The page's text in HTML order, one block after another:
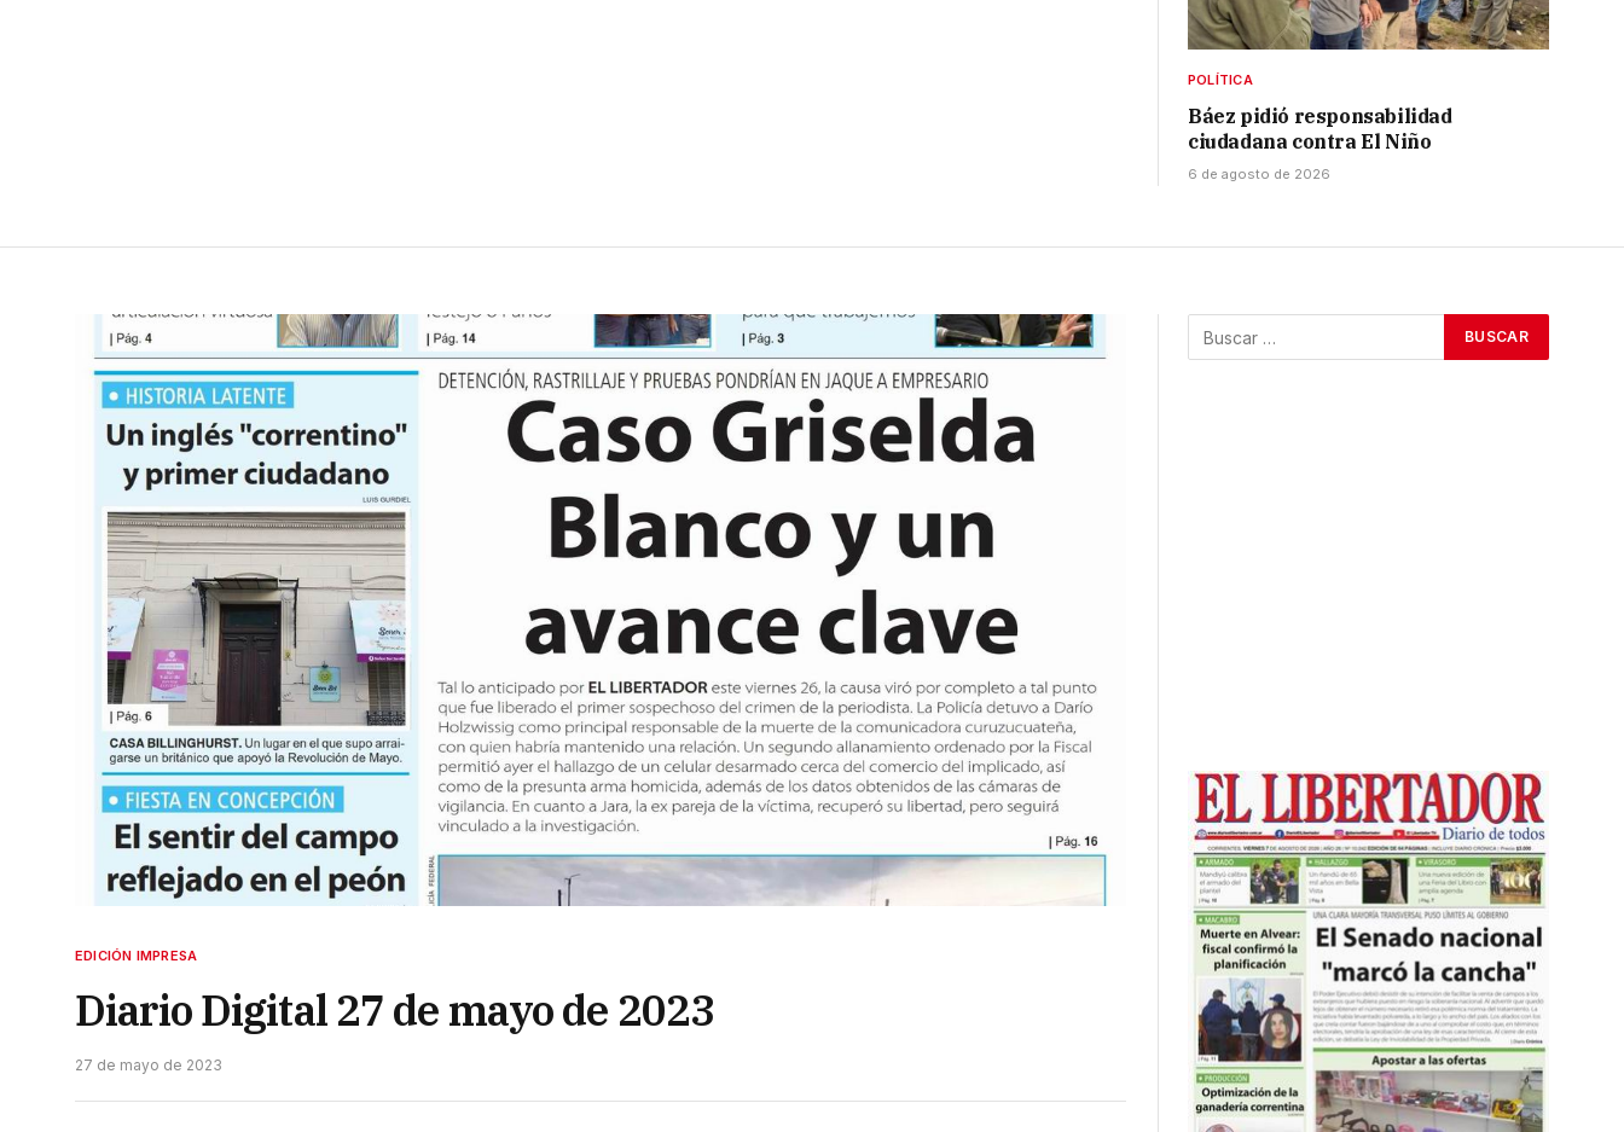
POLÍTICA
Báez pidió responsabilidad
ciudadana contra El Niño
6 de agosto de 2026
EDICIÓN IMPRESA
Diario Digital 27 de mayo de 2023
27 de mayo de 2023